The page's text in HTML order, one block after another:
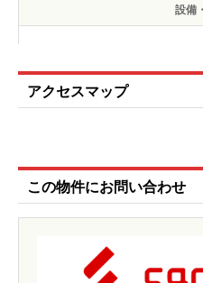
設備
アクセスマップ
この物件にお問い合わせ